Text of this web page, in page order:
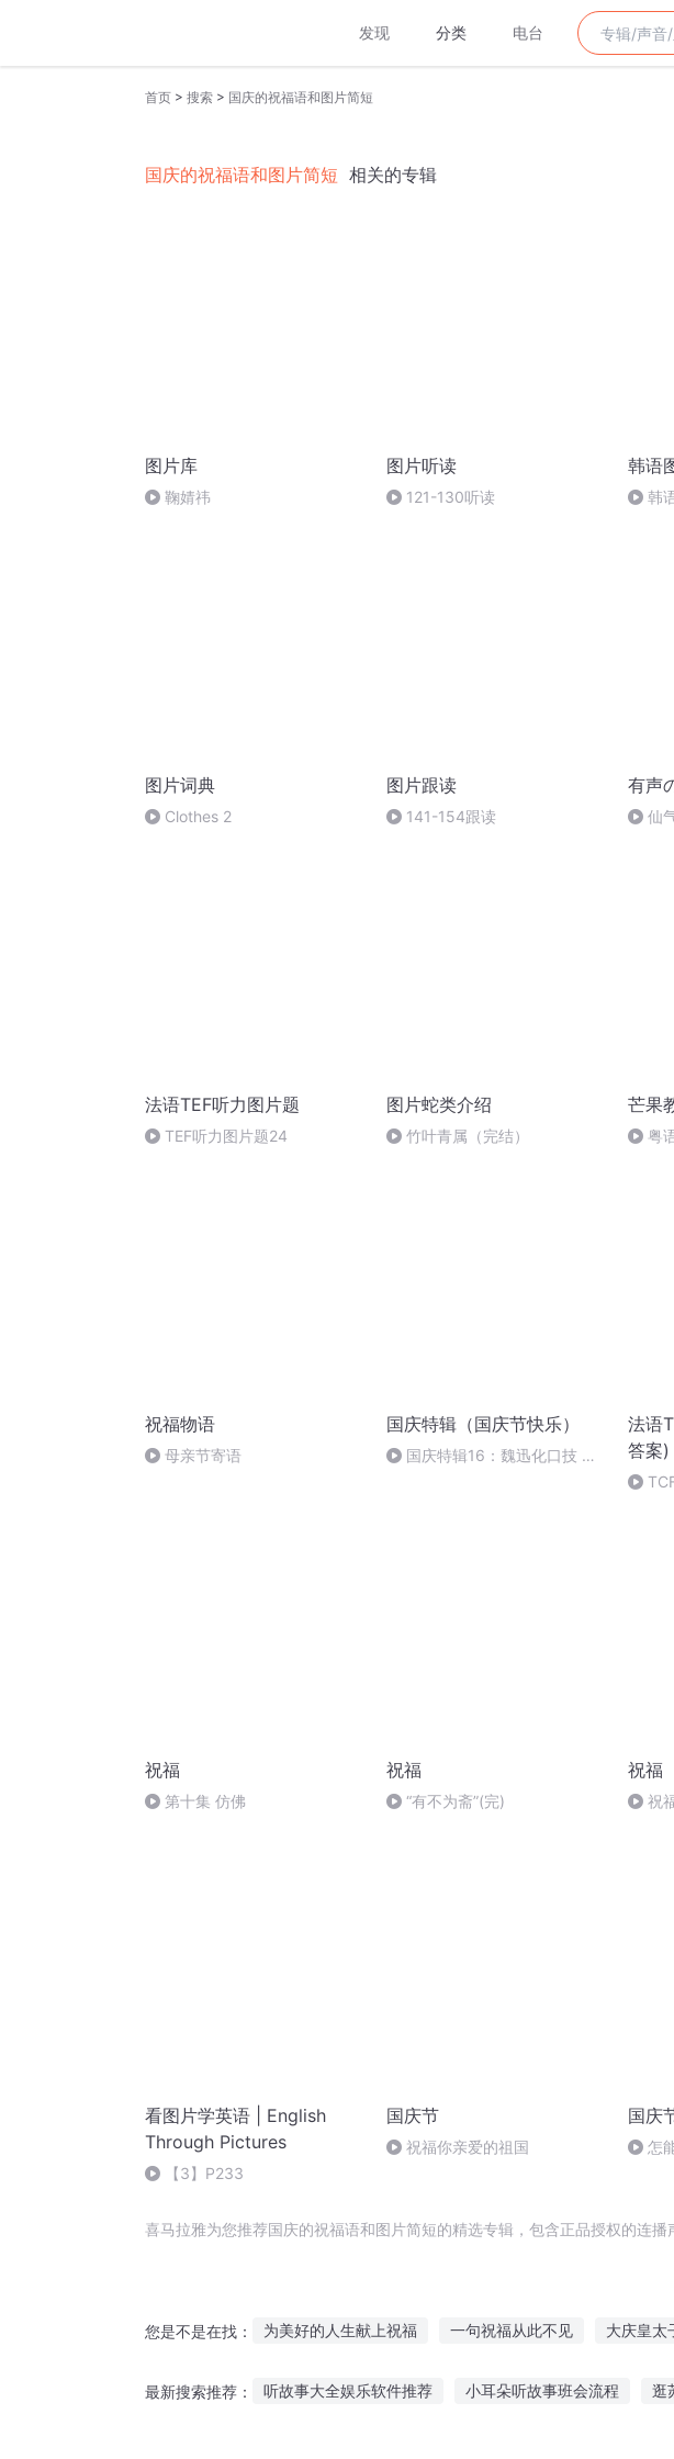
发现 分类 电台
首页 > 搜索 > 国庆的祝福语和图片简短
国庆的祝福语和图片简短 相关的专辑
图片库
鞠婧祎
图片听读
121-130听读
韩语
韩
图片词典
Clothes 2
图片跟读
141-154跟读
有声
仙
法语TEF听力图片题
TEF听力图片题24
图片蛇类介绍
竹叶青属（完结）
芒果
粤
祝福物语
母亲节寄语
国庆特辑（国庆节快乐）
国庆特辑16：魏迅化口技 二
法语
答案)
祝福
第十集 仿佛
祝福
“有不为斋”(完)
祝福
祝
看图片学英语 | English
Through Pictures
【3】P233
国庆节
祝福你亲爱的祖国
国庆
怎
喜马拉雅为您推荐国庆的祝福语和图片简短的精选专辑，包含正品授权的连
您是不是在找： 为美好的人生献上祝福 一句祝福从此不见 大庆皇太
最新搜索推荐： 听故事大全娱乐软件推荐 小耳朵听故事班会流程 逛